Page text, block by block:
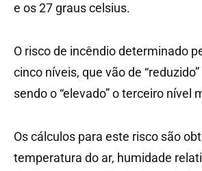
e os 27 graus celsius.
O risco de incêndio determinado
cinco níveis, que vão de “reduzido”
sendo o “elevado” o terceiro nível
Os cálculos para este risco são
temperatura do ar, humidade